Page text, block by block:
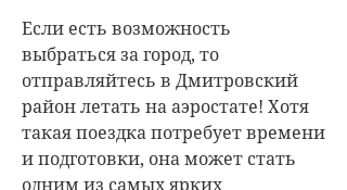
Если есть возможность
выбраться за город, то
отправляйтесь в Дмитровский
район летать на аэростате! Хотя
такая поездка потребует времени
и подготовки, она может стать
одним из самых ярких